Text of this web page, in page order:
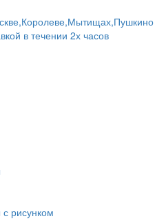
в течении 2х часов
рисунком